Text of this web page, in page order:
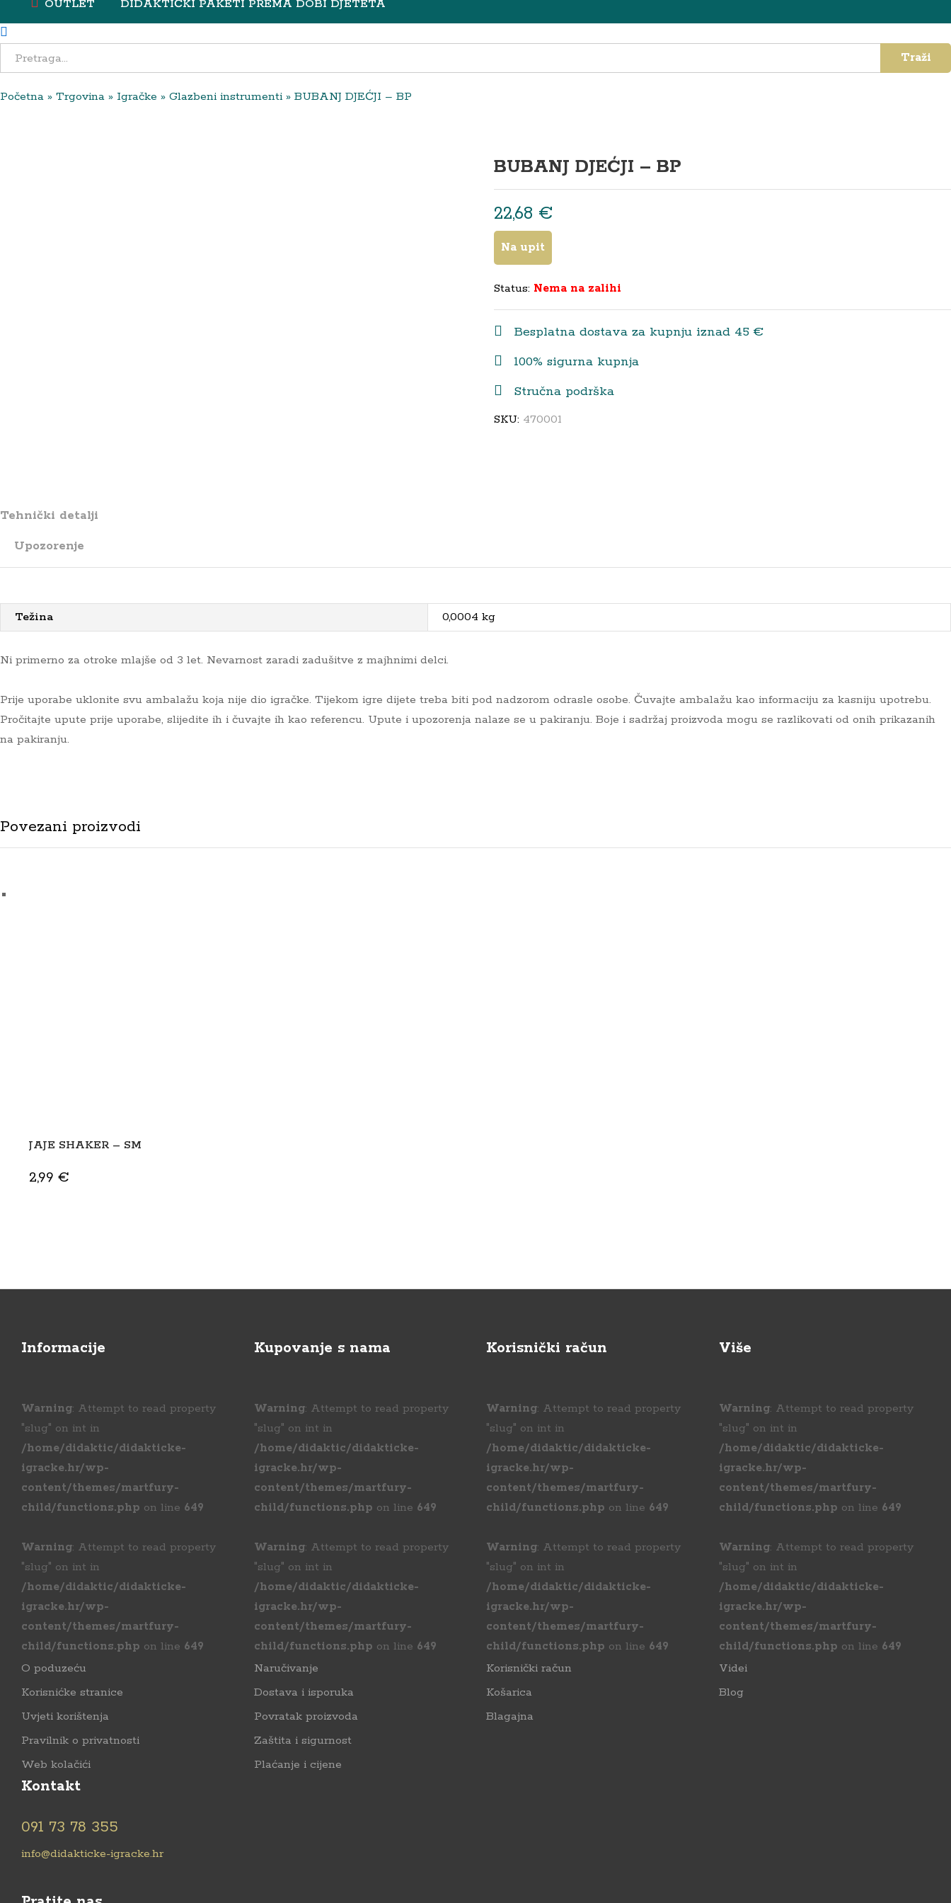
PREMA DOBI DJETETA
OUTLET DIDAKTIČKI PAKETI PREMA DOBI DJETETA
All Traži
Početna » Trgovina » Igračke » Glazbeni instrumenti » BUBANJ DJEĆJI – BP
BUBANJ DJEĆJI – BP
22,68 €
Na upit
Status: Nema na zalihi
Besplatna dostava za kupnju iznad 45 €
100% sigurna kupnja
Stručna podrška
SKU: 470001
Tehnički detalji
Upozorenje
Težina 0,0004 kg
Ni primerno za otroke mlajše od 3 let. Nevarnost zaradi zadušitve z majhnimi delci.
Prije uporabe uklonite svu ambalažu koja nije dio igračke. Tijekom igre dijete treba biti pod nadzorom odrasle osobe. Čuvajte ambalažu kao informaciju za kasniju upotrebu.
Pročitajte upute prije uporabe, slijedite ih i čuvajte ih kao referencu. Upute i upozorenja nalaze se u pakiranju. Boje i sadržaj proizvoda mogu se razlikovati od onih prikazanih
na pakiranju.
Povezani proizvodi
JAJE SHAKER – SM
2,99 €
Informacije
Warning: Attempt to read property
"slug" on int in
/home/didaktic/didakticke-
igracke.hr/wp-
content/themes/martfury-
child/functions.php on line 649
Warning: Attempt to read property
"slug" on int in
/home/didaktic/didakticke-
igracke.hr/wp-
content/themes/martfury-
child/functions.php on line 649
O poduzeću
Korisnićke stranice
Uvjeti korištenja
Pravilnik o privatnosti
Web kolačići
Kupovanje s nama
Warning: Attempt to read property
"slug" on int in
/home/didaktic/didakticke-
igracke.hr/wp-
content/themes/martfury-
child/functions.php on line 649
Warning: Attempt to read property
"slug" on int in
/home/didaktic/didakticke-
igracke.hr/wp-
content/themes/martfury-
child/functions.php on line 649
Naručivanje
Dostava i isporuka
Povratak proizvoda
Zaštita i sigurnost
Plaćanje i cijene
Korisnički račun
Warning: Attempt to read property
"slug" on int in
/home/didaktic/didakticke-
igracke.hr/wp-
content/themes/martfury-
child/functions.php on line 649
Warning: Attempt to read property
"slug" on int in
/home/didaktic/didakticke-
igracke.hr/wp-
content/themes/martfury-
child/functions.php on line 649
Korisnički račun
Košarica
Blagajna
Više
Warning: Attempt to read property
"slug" on int in
/home/didaktic/didakticke-
igracke.hr/wp-
content/themes/martfury-
child/functions.php on line 649
Warning: Attempt to read property
"slug" on int in
/home/didaktic/didakticke-
igracke.hr/wp-
content/themes/martfury-
child/functions.php on line 649
Videi
Blog
Kontakt
091 73 78 355
info@didakticke-igracke.hr